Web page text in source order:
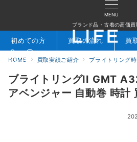
MENU
ブランド品・古着の高価買
検索 お問合せ
初めての方 買取の流れ 買
HOME 買取実績ご紹介 ブライトリング時
ブライトリングII GMT
アベンジャー 自動巻 時計